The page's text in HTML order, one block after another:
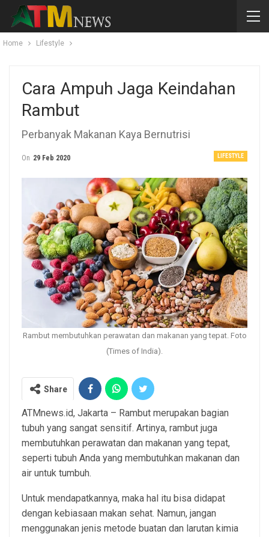
Home Lifestyle
Cara Ampuh Jaga Keindahan
Rambut
Perbanyak Makanan Kaya Bernutrisi
LIFESTYLE
On 29 Feb 2020
Rambut membutuhkan perawatan dan makanan yang tepat. Foto
(Times of India).
Share
ATMnews.id, Jakarta – Rambut merupakan bagian
tubuh yang sangat sensitif. Artinya, rambut juga
membutuhkan perawatan dan makanan yang tepat,
seperti tubuh Anda yang membutuhkan makanan dan
air untuk tumbuh.
Untuk mendapatkannya, maka hal itu bisa didapat
dengan kebiasaan makan sehat. Namun, jangan
menggunakan jenis metode buatan dan larutan kimia